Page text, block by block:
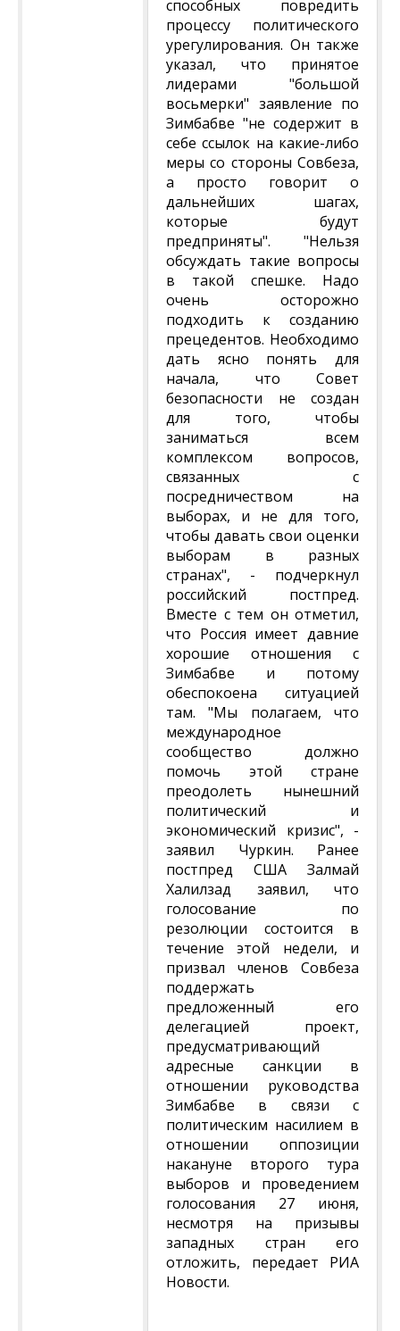
способных повредить
процессу политического
урегулирования. Он также
указал, что принятое
лидерами "большой
восьмерки" заявление по
Зимбабве "не содержит в
себе ссылок на какие-либо
меры со стороны Совбеза,
а просто говорит о
дальнейших шагах,
которые будут
предприняты". "Нельзя
обсуждать такие вопросы
в такой спешке. Надо
очень осторожно
подходить к созданию
прецедентов. Необходимо
дать ясно понять для
начала, что Совет
безопасности не создан
для того, чтобы
заниматься всем
комплексом вопросов,
связанных с
посредничеством на
выборах, и не для того,
чтобы давать свои оценки
выборам в разных
странах", - подчеркнул
российский постпред.
Вместе с тем он отметил,
что Россия имеет давние
хорошие отношения с
Зимбабве и потому
обеспокоена ситуацией
там. "Мы полагаем, что
международное
сообщество должно
помочь этой стране
преодолеть нынешний
политический и
экономический кризис", -
заявил Чуркин. Ранее
постпред США Залмай
Халилзад заявил, что
голосование по
резолюции состоится в
течение этой недели, и
призвал членов Совбеза
поддержать
предложенный его
делегацией проект,
предусматривающий
адресные санкции в
отношении руководства
Зимбабве в связи с
политическим насилием в
отношении оппозиции
накануне второго тура
выборов и проведением
голосования 27 июня,
несмотря на призывы
западных стран его
отложить, передает РИА
Новости.